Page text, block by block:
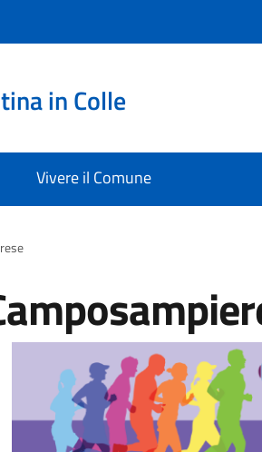
in Colle
Vivere il Comune